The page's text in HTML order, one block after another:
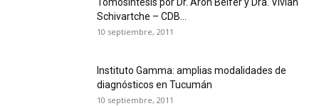
Schivartche – CDB...
10 septiembre, 2011
Instituto Gamma: amplias modalidades de
diagnósticos en Tucumán
10 septiembre, 2011